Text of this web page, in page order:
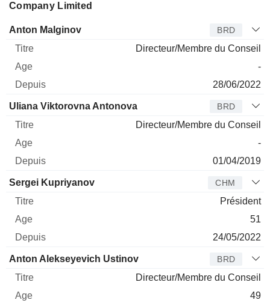
Company Limited
Administrateur Titre
Anton Malginov BRD
Directeur/Membre du Conseil
-
28/06/2022
Uliana Viktorovna Antonova BRD
Directeur/Membre du Conseil
-
01/04/2019
Sergei Kupriyanov CHM
Président
51
24/05/2022
Anton Alekseyevich Ustinov BRD
Directeur/Membre du Conseil
49